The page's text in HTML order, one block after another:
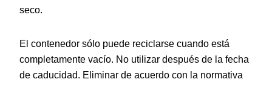
seco.
El contenedor sólo puede reciclarse cuando está
completamente vacío. No utilizar después de la fecha
de caducidad. Eliminar de acuerdo con la normativa